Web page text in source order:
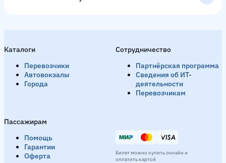
Каталоги
Перевозчики
Автовокзалы
Города
Пассажирам
Помощь
Гарантии
Оферта
Сотрудничество
Партнёрская программа
Сведения об ИТ-
деятельности
Перевозчикам
Билет можно купить онлайн и
оплатить картой